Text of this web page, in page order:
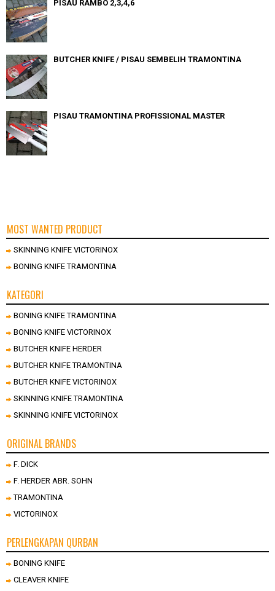
PISAU RAMBO 2,3,4,6
BUTCHER KNIFE / PISAU SEMBELIH TRAMONTINA
PISAU TRAMONTINA PROFISSIONAL MASTER
MOST WANTED PRODUCT
SKINNING KNIFE VICTORINOX
BONING KNIFE TRAMONTINA
KATEGORI
BONING KNIFE TRAMONTINA
BONING KNIFE VICTORINOX
BUTCHER KNIFE HERDER
BUTCHER KNIFE TRAMONTINA
BUTCHER KNIFE VICTORINOX
SKINNING KNIFE TRAMONTINA
SKINNING KNIFE VICTORINOX
ORIGINAL BRANDS
F. DICK
F. HERDER ABR. SOHN
TRAMONTINA
VICTORINOX
PERLENGKAPAN QURBAN
BONING KNIFE
CLEAVER KNIFE